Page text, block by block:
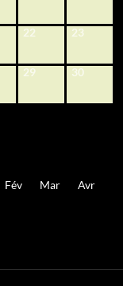
22 23
29 30
Fév Mar Avr